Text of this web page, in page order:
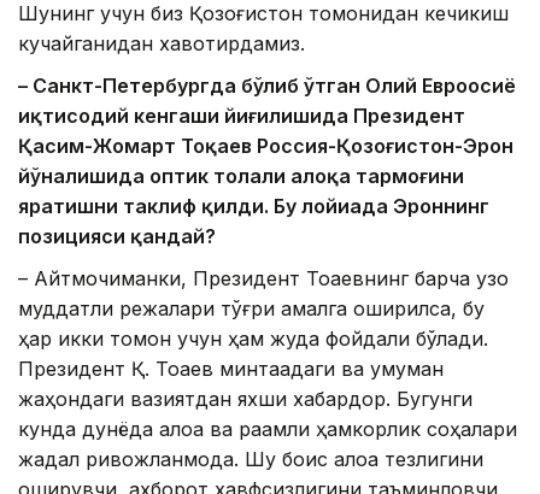
Шунинг учун биз Қозоғистон томонидан кечикиш
кучайганидан хавотирдамиз.
– Санкт-Петербургда бўлиб ўтган Олий Евроосиё
иқтисодий кенгаши йиғилишида Президент
Қасим-Жомарт Тоқаев Россия-Қозоғистон-Эрон
йўналишида оптик толали алоқа тармоғини
яратишни таклиф қилди. Бу лойиҳада Эроннинг
позицияси қандай?
– Айтмоқчиманки, Президент Тоқаевнинг барча узоқ
муддатли режалари тўғри амалга оширилса, бу
ҳар икки томон учун ҳам жуда фойдали бўлади.
Президент Қ. Тоқаев минтақадаги ва умуман
жаҳондаги вазиятдан яхши хабардор. Бугунги
кунда дунёда алоқа ва рақамли ҳамкорлик соҳалари
жадал ривожланмоқда. Шу боис алоқа тезлигини